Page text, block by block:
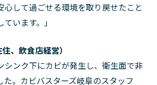
心して過ごせる環境を取り戻せたこと
います。」
、飲食店経営）
シンク下にカビが発生し、衛生面で非
た。カビバスターズ岐阜のスタッフ